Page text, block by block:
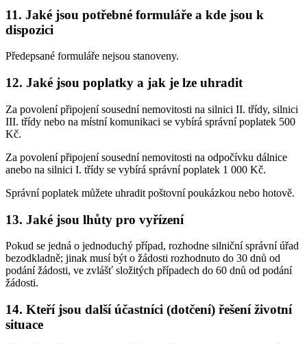
11. Jaké jsou potřebné formuláře a kde jsou k
dispozici
Předepsané formuláře nejsou stanoveny.
12. Jaké jsou poplatky a jak je lze uhradit
Za povolení připojení sousední nemovitosti na silnici II. třídy, silnici
III. třídy nebo na místní komunikaci se vybírá správní poplatek 500
Kč.
Za povolení připojení sousední nemovitosti na odpočívku dálnice
anebo na silnici I. třídy se vybírá správní poplatek 1 000 Kč.
Správní poplatek můžete uhradit poštovní poukázkou nebo hotově.
13. Jaké jsou lhůty pro vyřízení
Pokud se jedná o jednoduchý případ, rozhodne silniční správní úřad
bezodkladně; jinak musí být o žádosti rozhodnuto do 30 dnů od
podání žádosti, ve zvlášť složitých případech do 60 dnů od podání
žádosti.
14. Kteří jsou další účastníci (dotčení) řešení životní
situace